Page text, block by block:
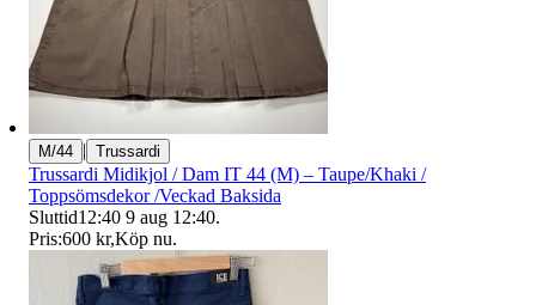
M/44 | Trussardi
Trussardi Midikjol / Dam IT 44 (M) – Taupe/Khaki /
Toppsömsdekor /Veckad Baksida
Sluttid12:40 9 aug 12:40.
Pris:600 kr,Köp nu.